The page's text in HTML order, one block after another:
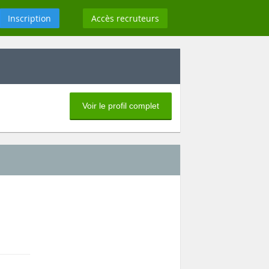
Inscription Accès recruteurs
Voir le profil complet